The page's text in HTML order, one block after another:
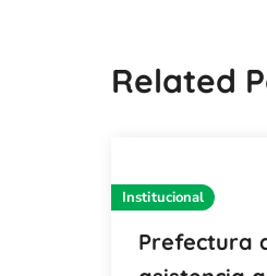
Related
Institucional
Prefectura